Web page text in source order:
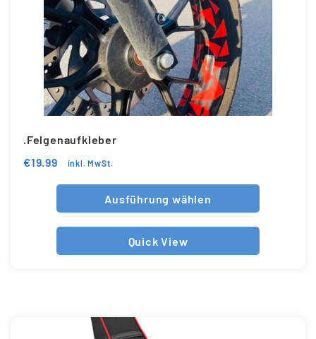
.Felgenaufkleber
€19.99 inkl. MwSt.
Ausführung wählen
Quick View